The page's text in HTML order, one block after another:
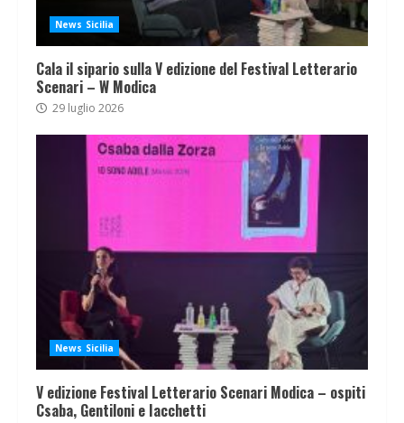
News Sicilia
Cala il sipario sulla V edizione del Festival Letterario
Scenari – W Modica
29 luglio 2026
News Sicilia
V edizione Festival Letterario Scenari Modica – ospiti
Csaba, Gentiloni e Iacchetti